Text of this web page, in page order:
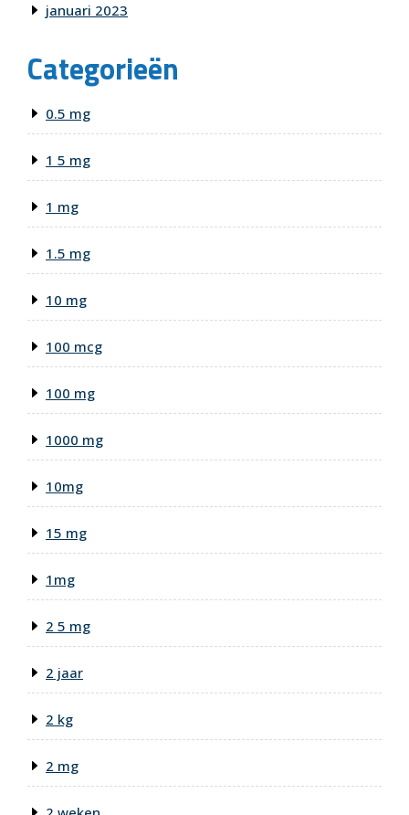
januari 2023
Categorieën
0.5 mg
1 5 mg
1 mg
1.5 mg
10 mg
100 mcg
100 mg
1000 mg
10mg
15 mg
1mg
2 5 mg
2 jaar
2 kg
2 mg